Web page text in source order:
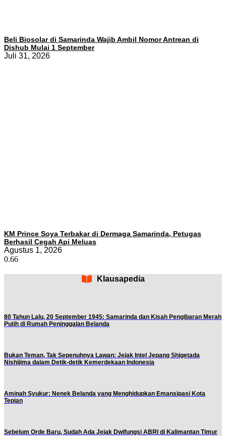
Beli Biosolar di Samarinda Wajib Ambil Nomor Antrean di
Dishub Mulai 1 September
Juli 31, 2026
KM Prince Soya Terbakar di Dermaga Samarinda, Petugas
Berhasil Cegah Api Meluas
Agustus 1, 2026
Klausapedia
80 Tahun Lalu, 20 September 1945: Samarinda dan Kisah Pengibaran Merah
Putih di Rumah Peninggalan Belanda
Bukan Teman, Tak Sepenuhnya Lawan: Jejak Intel Jepang Shigetada
Nishijima dalam Detik-detik Kemerdekaan Indonesia
Aminah Syukur: Nenek Belanda yang Menghidupkan Emansipasi Kota
Tepian
Sebelum Orde Baru, Sudah Ada Jejak Dwifungsi ABRI di Kalimantan Timur